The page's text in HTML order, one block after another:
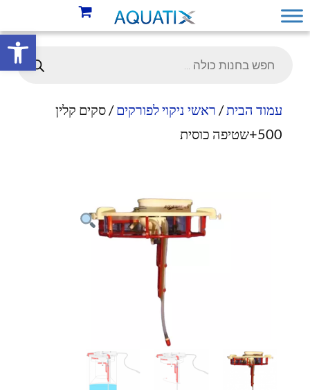
פתח
עמוד הבית/ ראשי ניקוי לפורקים/ סקים קלין
500+שטיפה כוסית